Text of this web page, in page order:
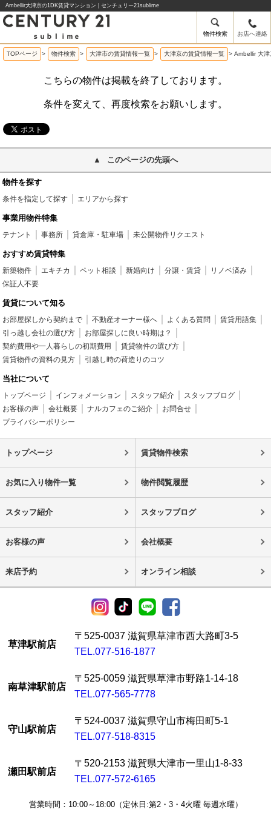
Ambellir大津京の1DK賃貸マンション | センチュリー21sublime
物件検索 お店へ連絡
TOPページ > 物件検索 > 大津市の賃貸情報一覧 > 大津京の賃貸情報一覧 > Ambellir 大
こちらの物件は掲載を終了しております。
条件を変えて、再度検索をお願いします。
このページの先頭へ
物件を探す
条件を指定して探す エリアから探す
事業用物件特集
テナント 事務所 貸倉庫・駐車場 未公開物件リクエスト
おすすめ賃貸特集
新築物件 エキチカ ペット相談 新婚向け 分譲・賃貸
リノベ済み
保証人不要
賃貸について知る
お部屋探しから契約まで 不動産オーナー様へ よくある質問
賃貸用語集
引っ越し会社の選び方
お部屋探しに良い時期は？
契約費用や一人暮らしの初期費用
賃貸物件の選び方
賃貸物件の資料の見方
引越し時の荷造りのコツ
当社について
トップページ インフォメーション スタッフ紹介
スタッフブログ
お客様の声
会社概要 ナルカフェのご紹介
お問合せ
プライバシーポリシー
トップページ 賃貸物件検索
お気に入り物件一覧 物件閲覧履歴
スタッフ紹介 スタッフブログ
お客様の声 会社概要
来店予約 オンライン相談
草津駅前店
〒525-0037 滋賀県草津市西大路町3-5
TEL.077-516-1877
南草津駅前店
〒525-0059 滋賀県草津市野路1-14-18
TEL.077-565-7778
守山駅前店
〒524-0037 滋賀県守山市梅田町5-1
TEL.077-518-8315
瀬田駅前店
〒520-2153 滋賀県大津市一里山1-8-33
TEL.077-572-6165
営業時間：10:00～18:00（定休日:第2・3・4火曜 毎週水曜）